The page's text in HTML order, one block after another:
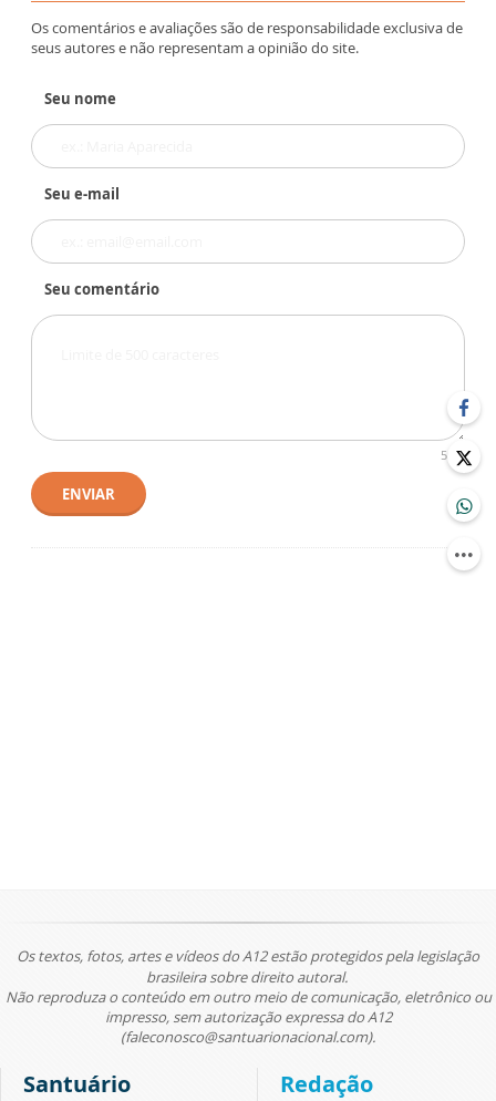
Os comentários e avaliações são de responsabilidade exclusiva de
seus autores e não representam a opinião do site.
Seu nome
Seu e-mail
Seu comentário
500
ENVIAR
Os textos, fotos, artes e vídeos do A12 estão protegidos pela legislação
brasileira sobre direito autoral.
Não reproduza o conteúdo em outro meio de comunicação, eletrônico ou
impresso, sem autorização expressa do A12
(faleconosco@santuarionacional.com).
Santuário Redação